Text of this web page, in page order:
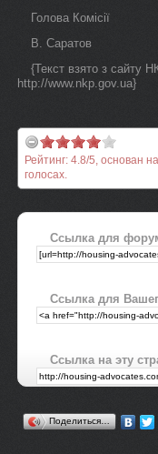
Голова Комісії
В. Саратов
{Текст взято з сайту
http://www.nkp.gov.ua}
Рейтинг: 4.8/5, основан на
голосах.
Ссылка для
Ссылка для
Ссылка на эту
Поделиться…